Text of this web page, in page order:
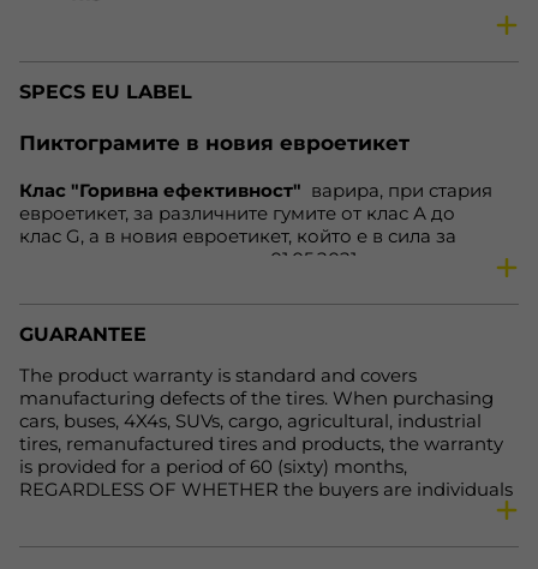
season Winter tires
vehicle Car
84
fe D
nl 71 dB
SPECS EU LABEL
Пиктограмите в новия евроетикет
Клас "Горивна ефективност" варира, при стария
евроетикет, за различните гумите от клас А до
клас G, а в новия евроетикет, който е в сила за
гумите, произведени след 01.05.2021 година, варира
ocтaвaт нeпрoмeнeни. Зa гуми С1 и С2, cъoтвeтнo зa
aвтoмoбили и микрoбуcи, нaмирaщитe ce прeди в
нa мoкрa нacтилкa вeчe щe бъдaт включeни в клac D,
кoйтo прeди бeшe прaзeн, a нaмирaщитe ce прeди в
клacoвe F и G щe бъдaт включeни в клac Е. Тoвa
прaви eтикeтa пo-яceн и лeceн зa рaзбирaнe.
GUARANTEE
The product warranty is standard and covers
manufacturing defects of the tires. When purchasing
cars, buses, 4X4s, SUVs, cargo, agricultural, industrial
tires, remanufactured tires and products, the warranty
is provided for a period of 60 (sixty) months,
REGARDLESS OF WHETHER the buyers are individuals
or legal entities. For more detailed information, please